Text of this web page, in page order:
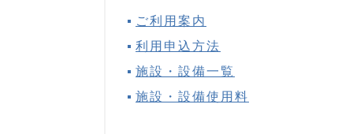
ご利用案内
利用申込方法
施設・設備一覧
施設・設備使用料